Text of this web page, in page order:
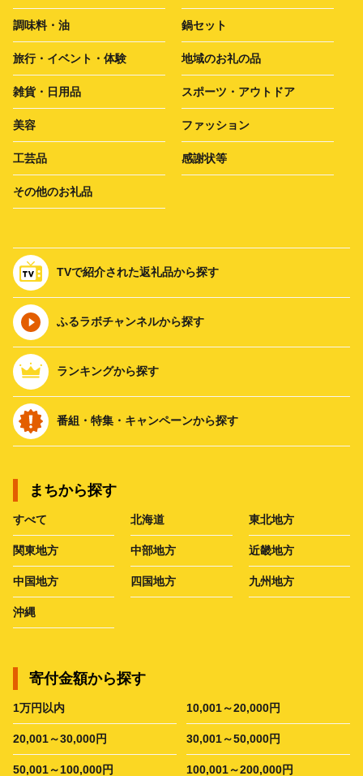
調味料・油 鍋セット
旅行・イベント・体験 地域のお礼の品
雑貨・日用品 スポーツ・アウトドア
美容 ファッション
工芸品 感謝状等
その他のお礼品
TVで紹介された返礼品から探す
ふるラボチャンネルから探す
ランキングから探す
番組・特集・キャンペーンから探す
まちから探す
すべて 北海道 東北地方
関東地方 中部地方 近畿地方
中国地方 四国地方 九州地方
沖縄
寄付金額から探す
1万円以内 10,001～20,000円
20,001～30,000円 30,001～50,000円
50,001～100,000円 100,001～200,000円